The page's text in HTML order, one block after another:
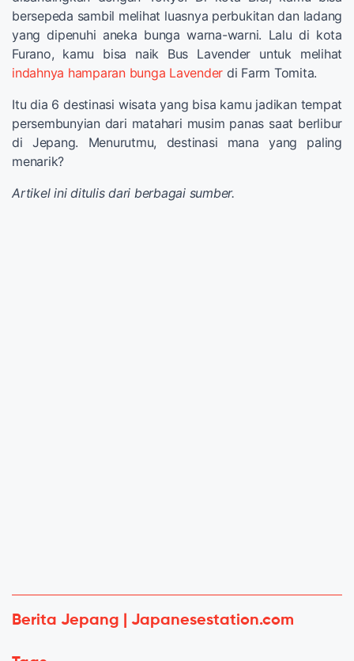
bersepeda sambil melihat luasnya perbukitan dan ladang
yang dipenuhi aneka bunga warna-warni. Lalu di kota
Furano, kamu bisa naik Bus Lavender untuk melihat
indahnya hamparan bunga Lavender di Farm Tomita.
Itu dia 6 destinasi wisata yang bisa kamu jadikan tempat
persembunyian dari matahari musim panas saat berlibur
di Jepang. Menurutmu, destinasi mana yang paling
menarik?
Artikel ini ditulis dari berbagai sumber.
Berita Jepang | Japanesestation.com